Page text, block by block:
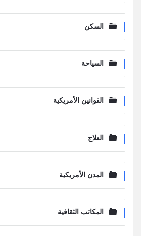
السكن
السياحة
القوانين الأمريكية
العلاج
المدن الأمريكية
المكاتب الثقافية